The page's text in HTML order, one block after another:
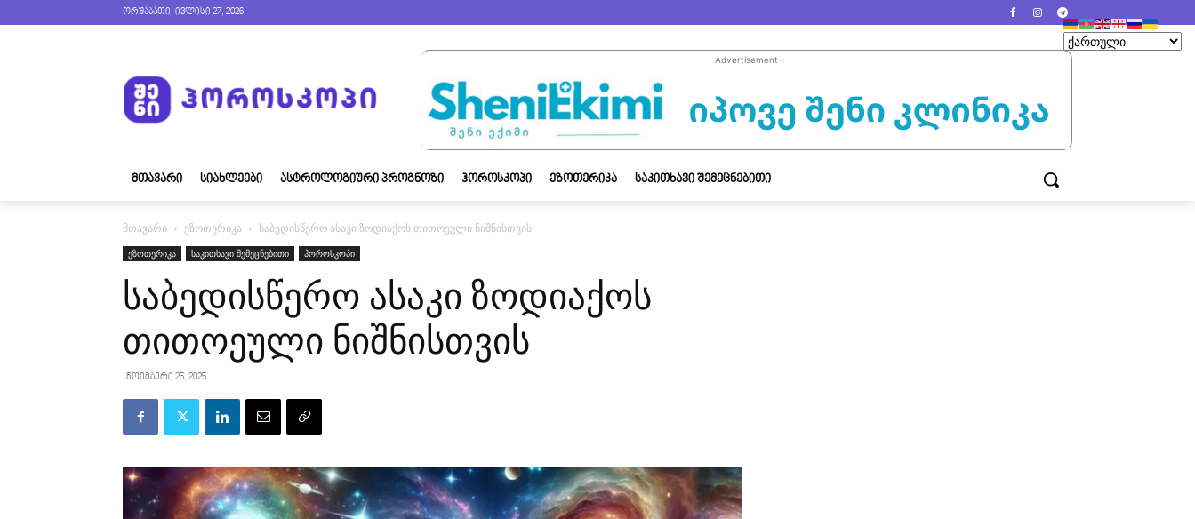
ორშაბათი, ივლისი 27, 2026
- Advertisement -
ᲛᲗᲐᲕᲐᲠᲘ ᲡᲘᲐᲮᲚᲔᲔᲑᲘ ᲐᲡᲢᲠᲝᲚᲝᲒᲘᲣᲠᲘ ᲞᲠᲝᲒᲜᲝᲖᲘ ᲰᲝᲠᲝᲡᲙᲝᲞᲘ ᲔᲖᲝᲗᲔᲠᲘᲙᲐ ᲡᲐᲙᲘᲗᲮᲐᲕᲘ ᲨᲔᲛᲔᲪᲜᲔᲑᲘᲗᲘ
მთავარი ეზოთერიკა საბედისწერო ასაკი ზოდიაქოს თითოეული ნიშნისთვის
ეზოთერიკა საკითხავი შემეცნებითი ჰოროსკოპი
საბედისწერო ასაკი ზოდიაქოს
თითოეული ნიშნისთვის
ნოემბერი 25, 2025